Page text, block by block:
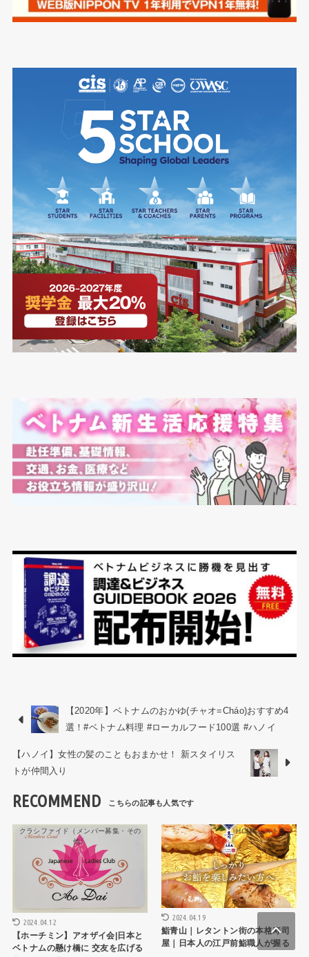
【2020年】ベトナムのおかゆ(チャオ=Cháo)おすすめ4
選！#ベトナム料理 #ローカルフード100選 #ハノイ
【ハノイ】女性の髪のこともおまかせ！ 新スタイリス
トが仲間入り
RECOMMEND
クラシファイド（メンバー募集・その
他）
2024.04.12
【ホーチミン】アオザイ会|日本と
ベトナムの懸け橋に 交友を広げる
HCMCレストラン
2024.04.19
鮨青山｜レタントン街の本格寿司
屋｜日本人の江戸前鮨職人が握る